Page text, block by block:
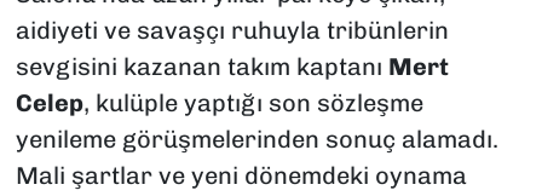
aidiyeti ve savaşçı ruhuyla tribünlerin
sevgisini kazanan takım kaptanı Mert
Celep, kulüple yaptığı son sözleşme
yenileme görüşmelerinden sonuç alamadı.
Mali şartlar ve yeni dönemdeki oynama